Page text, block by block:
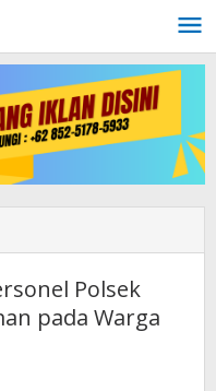
Polsek
pada Warga